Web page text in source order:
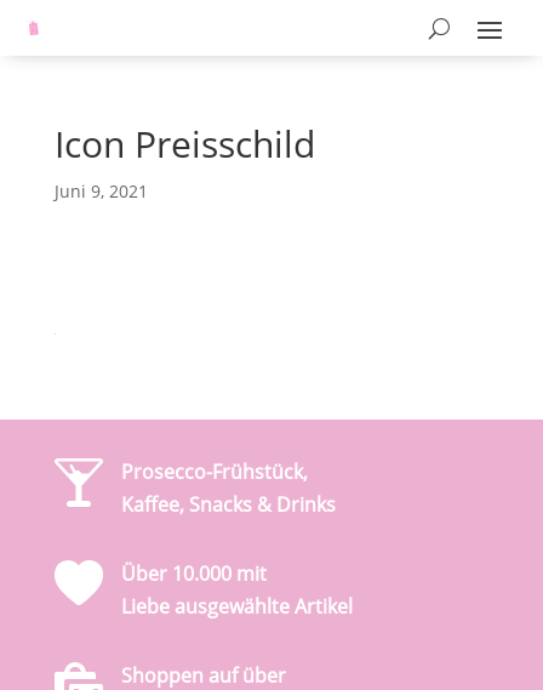
Icon Preisschild
Juni 9, 2021
Prosecco-Frühstück,
Kaffee, Snacks & Drinks
Über 10.000 mit
Liebe ausgewählte Artikel
Shoppen auf über